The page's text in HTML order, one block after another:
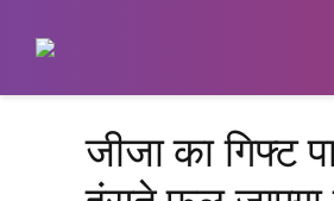
जीजा का गिफ्ट